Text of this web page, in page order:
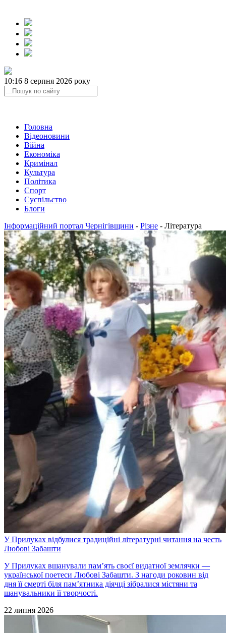
10:16 8 серпня 2026 року
Головна
Відеоновини
Війна
Економіка
Кримінал
Культура
Політика
Спорт
Суспільство
Блоги
Інформаційний портал Чернігівщини - Різне - Література
У Прилуках відбулися традиційні літературні читання на честь
Любові Забашти
У Прилуках вшанували пам’ять своєї видатної землячки —
української поетеси Любові Забашти. З нагоди роковин від
дня її смерті біля пам’ятника діячці зібралися містяни та
шанувальники її творчості.
22 липня 2026